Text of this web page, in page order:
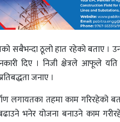
सबैभन्दा ठूलो हात रहेको बताए
दिए । निजी क्षेत्रले आफूले
जनाए ।
लगायतका तहमा काम गरिरहेको
भनेर योजना बनाउने काम